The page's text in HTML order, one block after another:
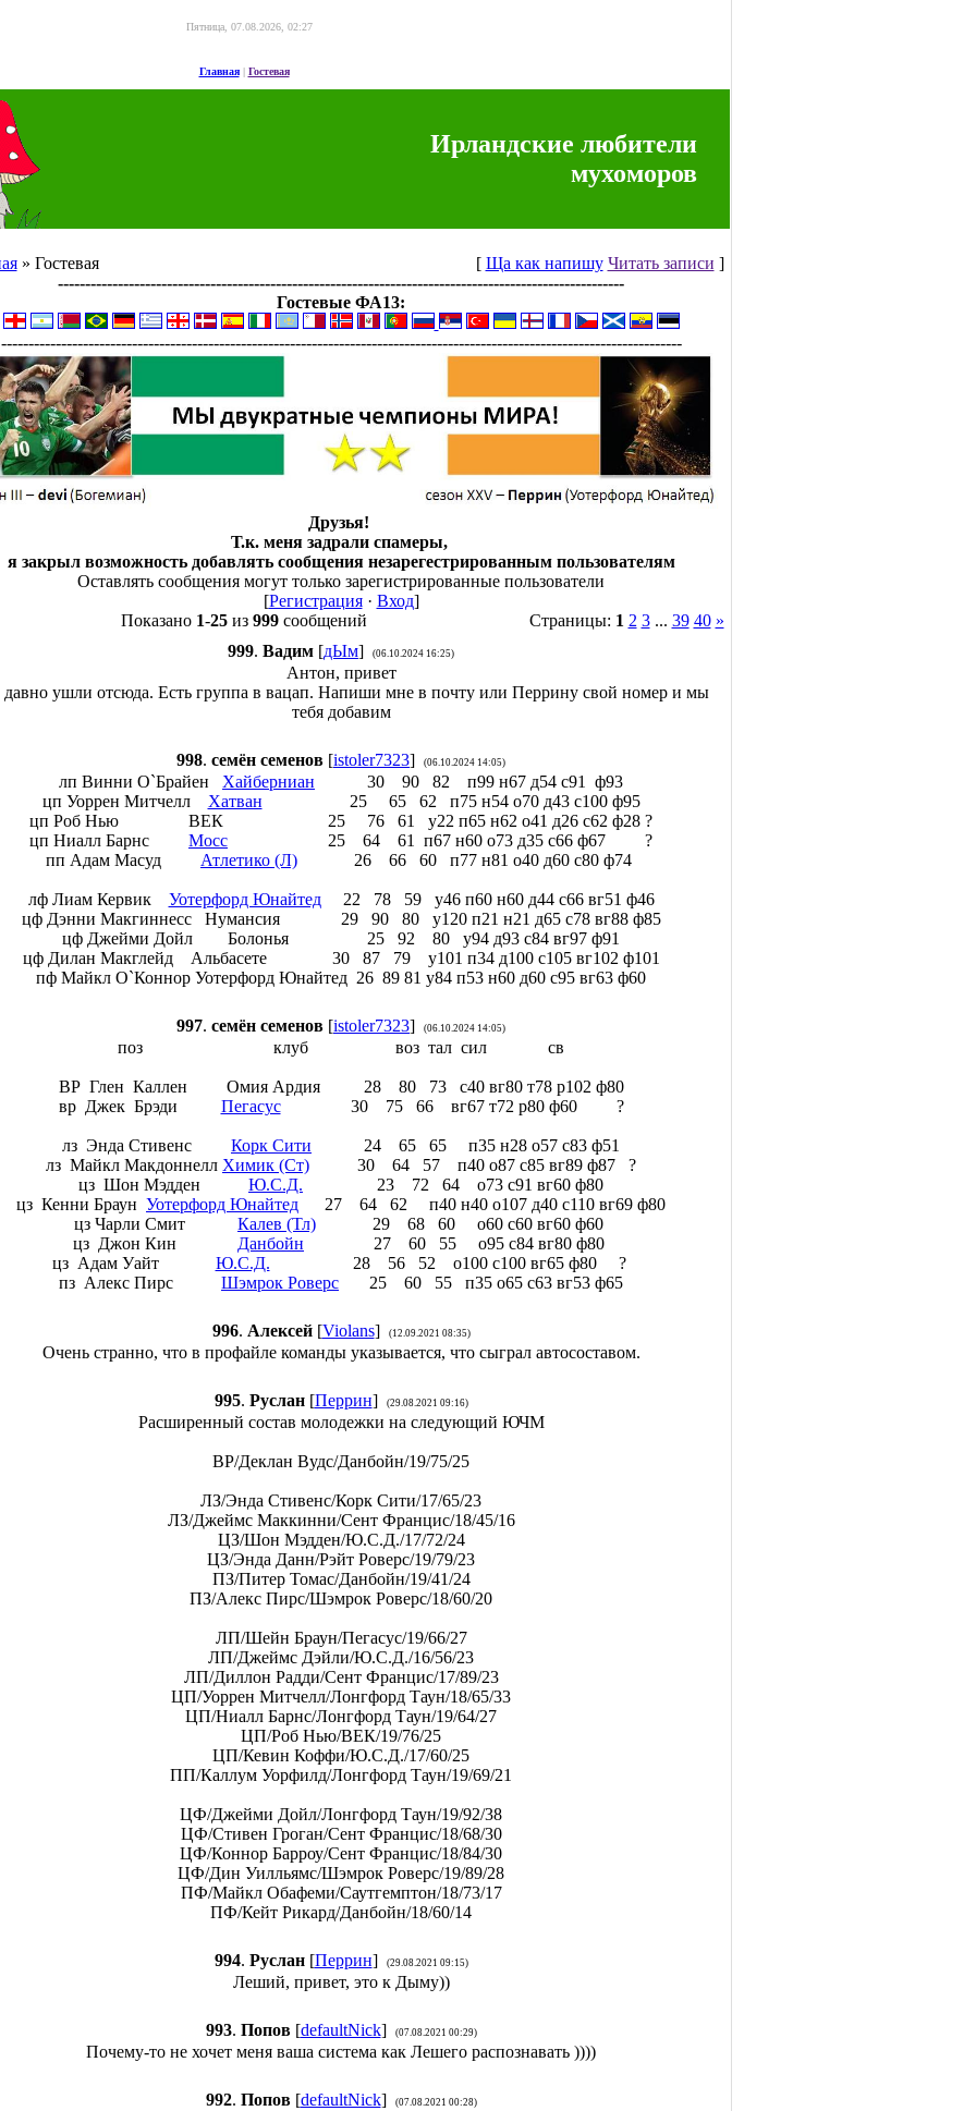
Пятница, 07.08.2026, 02:27
Главная| Гостевая
Ирландские любители
мухоморов
» Гостевая [ Ща как напишу Читать записи ]
--------------------------------------------------------------------------------------------------------
Гостевые ФА13:
-----------------------------------------------------------------------------------------------------------------------------
Друзья!
Т.к. меня задрали спамеры,
я закрыл возможность добавлять сообщения незарегестрированным пользователям
Оставлять сообщения могут только зарегистрированные пользователи
[Регистрация· Вход]
Страницы: 1 2 3 ... 39 40 »
Показано 1-25из 999сообщений
999. Вадим [дЫм] (06.10.2024 16:25)
Антон, привет
ушли отсюда. Есть группа в вацап. Напиши мне в почту или Перрину свой номер и мы
тебя добавим
998. семён семенов [istoler7323] (06.10.2024 14:05)
лп Винни О`Брайен Хайберниан 30 90 82 п99 н67 д54 с91 ф93
цп Уоррен Митчелл Хатван 25 65 62 п75 н54 о70 д43 с100 ф95
цп Роб Нью ВЕК 25 76 61 у22 п65 н62 о41 д26 с62 ф28 ?
цп Ниалл Барнс Мосс 25 64 61 п67 н60 о73 д35 с66 ф67 ?
пп Адам Масуд Атлетико (Л) 26 66 60 п77 н81 о40 д60 с80 ф74
лф Лиам Кервик Уотерфорд Юнайтед22 78 59 у46 п60 н60 д44 с66 вг51 ф46
цф Дэнни Макгиннесс Нумансия 29 90 80 у120 п21 н21 д65 с78 вг88 ф85
цф Джейми Дойл Болонья 25 92 80 у94 д93 с84 вг97 ф91
цф Дилан Макглейд Альбасете 30 87 79 у101 п34 д100 с105 вг102 ф101
пф Майкл О`Коннор Уотерфорд Юнайтед 26 89 81 у84 п53 н60 д60 с95 вг63 ф60
997. семён семенов [istoler7323] (06.10.2024 14:05)
поз клуб воз тал сил св
ВР Глен Каллен Омия Ардия 28 80 73 с40 вг80 т78 р102 ф80
вр Джек Брэди Пегасус30 75 66 вг67 т72 р80 ф60 ?
лз Энда Стивенс Корк Сити 24 65 65 п35 н28 о57 с83 ф51
лз Майкл Макдоннелл Химик (Ст) 30 64 57 п40 о87 с85 вг89 ф87 ?
цз Шон Мэдден Ю.С.Д. 23 72 64 о73 с91 вг60 ф80
цз Кенни Браун Уотерфорд Юнайтед 27 64 62 п40 н40 о107 д40 с110 вг69 ф80
цз Чарли Смит Калев (Тл) 29 68 60 о60 с60 вг60 ф60
цз Джон Кин Данбойн 27 60 55 о95 с84 вг80 ф80
цз Адам Уайт Ю.С.Д. 28 56 52 о100 с100 вг65 ф80 ?
пз Алекс Пирс Шэмрок Роверс 25 60 55 п35 о65 с63 вг53 ф65
996. Алексей [Violans] (12.09.2021 08:35)
Очень странно, что в профайле команды указывается, что сыграл автосоставом.
995. Руслан [Перрин] (29.08.2021 09:16)
Расширенный состав молодежки на следующий ЮЧМ
ВР/Деклан Вудс/Данбойн/19/75/25
ЛЗ/Энда Стивенс/Корк Сити/17/65/23
ЛЗ/Джеймс Маккинни/Сент Францис/18/45/16
ЦЗ/Шон Мэдден/Ю.С.Д./17/72/24
ЦЗ/Энда Данн/Рэйт Роверс/19/79/23
ПЗ/Питер Томас/Данбойн/19/41/24
ПЗ/Алекс Пирс/Шэмрок Роверс/18/60/20
ЛП/Шейн Браун/Пегасус/19/66/27
ЛП/Джеймс Дэйли/Ю.С.Д./16/56/23
ЛП/Диллон Радди/Сент Францис/17/89/23
ЦП/Уоррен Митчелл/Лонгфорд Таун/18/65/33
ЦП/Ниалл Барнс/Лонгфорд Таун/19/64/27
ЦП/Роб Нью/ВЕК/19/76/25
ЦП/Кевин Коффи/Ю.С.Д./17/60/25
ПП/Каллум Уорфилд/Лонгфорд Таун/19/69/21
ЦФ/Джейми Дойл/Лонгфорд Таун/19/92/38
ЦФ/Стивен Гроган/Сент Францис/18/68/30
ЦФ/Коннор Барроу/Сент Францис/18/84/30
ЦФ/Дин Уилльямс/Шэмрок Роверс/19/89/28
ПФ/Майкл Обафеми/Саутгемптон/18/73/17
ПФ/Кейт Рикард/Данбойн/18/60/14
994. Руслан [Перрин] (29.08.2021 09:15)
Леший, привет, это к Дыму))
993. Попов [defaultNick] (07.08.2021 00:29)
Почему-то не хочет меня ваша система как Лешего распознавать ))))
992. Попов [defaultNick] (07.08.2021 00:28)